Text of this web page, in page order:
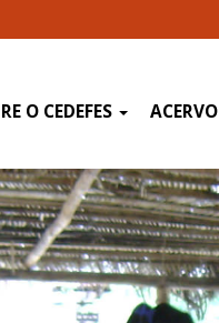
O CEDEFES ACERVO